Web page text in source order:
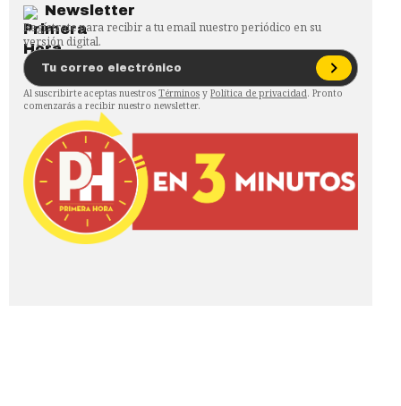
Newsletter
Regístrate para recibir a tu email nuestro periódico en su
versión digital.
Al suscribirte aceptas nuestros Términos y Política de privacidad. Pronto
comenzarás a recibir nuestro newsletter.